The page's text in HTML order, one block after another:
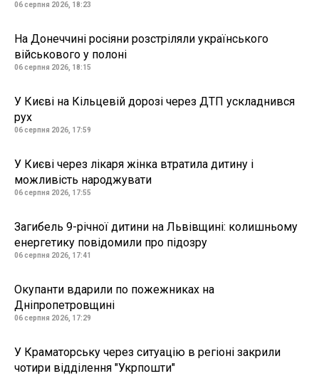
06 серпня 2026, 18:23
На Донеччині росіяни розстріляли українського
військового у полоні
06 серпня 2026, 18:15
У Києві на Кільцевій дорозі через ДТП ускладнився
рух
06 серпня 2026, 17:59
У Києві через лікаря жінка втратила дитину і
можливість народжувати
06 серпня 2026, 17:55
Загибель 9-річної дитини на Львівщині: колишньому
енергетику повідомили про підозру
06 серпня 2026, 17:41
Окупанти вдарили по пожежниках на
Дніпропетровщині
06 серпня 2026, 17:29
У Краматорську через ситуацію в регіоні закрили
чотири відділення "Укрпошти"